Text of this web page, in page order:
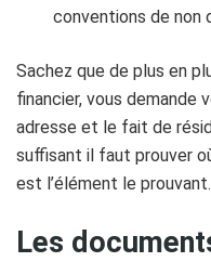
conventions de non
Sachez que de plus en
financier, vous demande
adresse et le fait de
suffisant il faut prouver
est l’élément le prouvant.
Les